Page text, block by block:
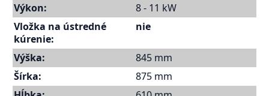
Výkon:
8 - 11 kW
Vložka na ústredné
kúrenie:
nie
Výška:
845 mm
Šírka:
875 mm